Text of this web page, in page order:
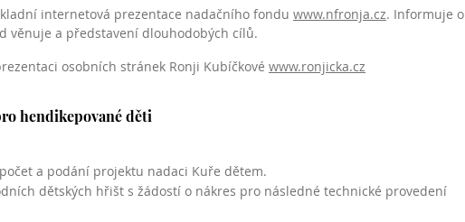
internetová prezentace nadačního fondu www.nfronja.cz. Informuje o
věnuje a představení dlouhodobých cílů.
osobních stránek Ronji Kubíčkové www.ronjicka.cz
hendikepované děti
a podání projektu nadaci Kuře dětem.
dětských hřišt s žádostí o nákres pro následné technické provedení